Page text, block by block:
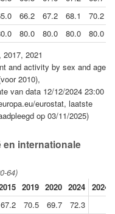
66.2 67.2 68.1 70.2
80.0 80.0 80.0 80.0
2021
and activity by sex and age
2010),
van data 12/12/2024 23:00
eurostat, laatste
op 03/11/2025)
internationale
64)
2019 2020 2024
67.2 70.5 69.7
72.3